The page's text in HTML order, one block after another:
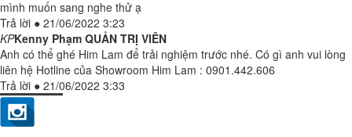
mình muốn sang nghe thử ạ
Trả lời ● 21/06/2022 3:23
KPKenny Phạm QUẢN TRỊ VIÊN
Anh có thể ghé Him Lam để trải nghiệm trước nhé. Có gì anh vui lòng
liên hệ Hotline của Showroom Him Lam : 0901.442.606
Trả lời ● 21/06/2022 3:33